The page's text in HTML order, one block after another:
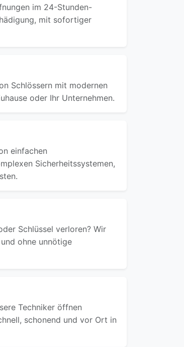
im 24-Stunden-
mit sofortiger
Schlössern mit modernen
oder Ihr Unternehmen.
einfachen
Sicherheitssystemen,
Schlüssel verloren? Wir
ohne unnötige
Techniker öffnen
schonend und vor Ort in